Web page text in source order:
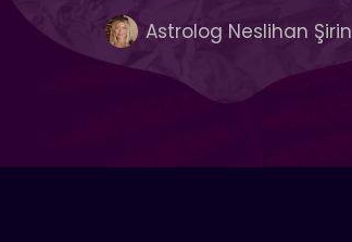
Astrolog Neslihan Şirin